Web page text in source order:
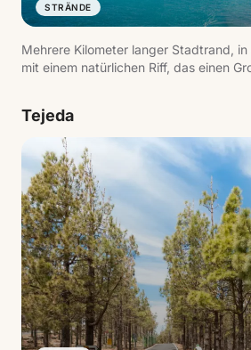
STRÄNDE
Mehrere Kilometer langer Stadtrand,
mit einem natürlichen Riff, das einen
Tejeda